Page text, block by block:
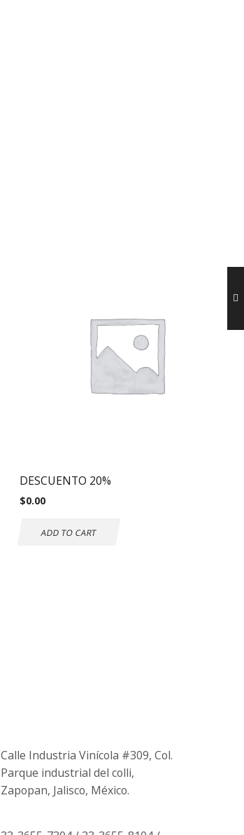
DESCUENTO 20%
$0.00
ADD TO CART
Calle Industria Vinícola #309, Col.
Parque industrial del colli,
Zapopan, Jalisco, México.